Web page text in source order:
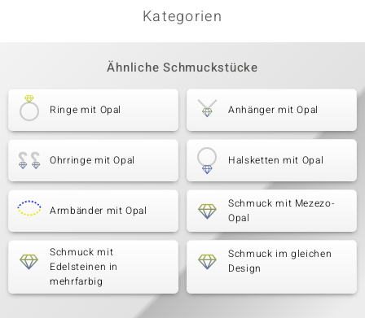
Kategorien
Ähnliche Schmuckstücke
Ringe mit Opal Anhänger mit Opal
Ohrringe mit Opal Halsketten mit Opal
Armbänder mit Opal
Schmuck mit Mezezo-
Opal
Schmuck mit
Edelsteinen in
mehrfarbig
Schmuck im gleichen
Design